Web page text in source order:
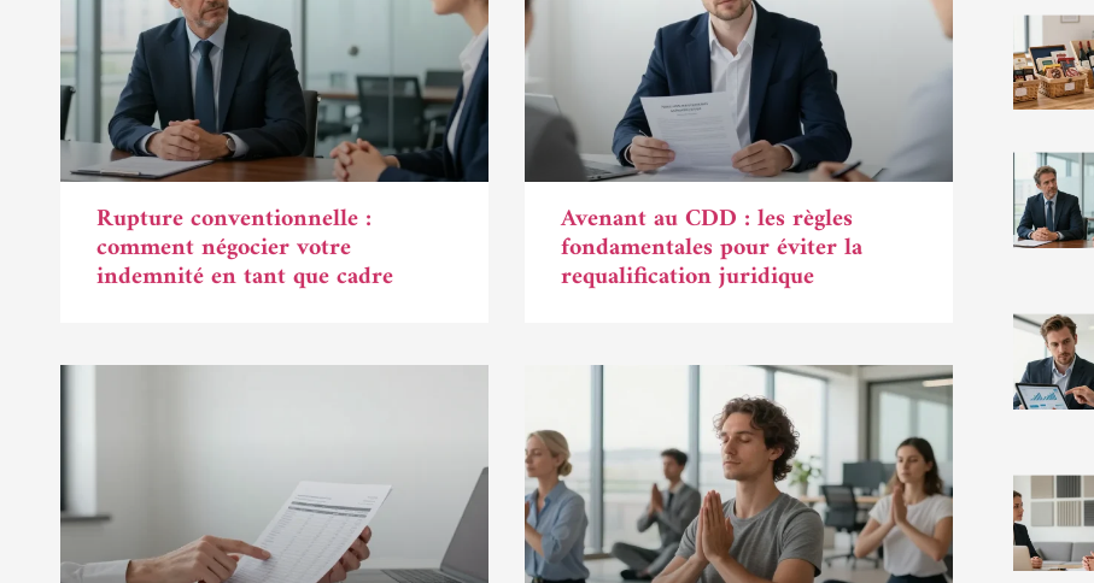
Rupture conventionnelle :
comment négocier votre
indemnité en tant que cadre
Avenant au CDD : les règles
fondamentales pour éviter la
requalification juridique